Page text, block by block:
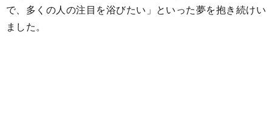
で、多くの人の注目を浴びたい」といった夢を抱き続けい
ました。